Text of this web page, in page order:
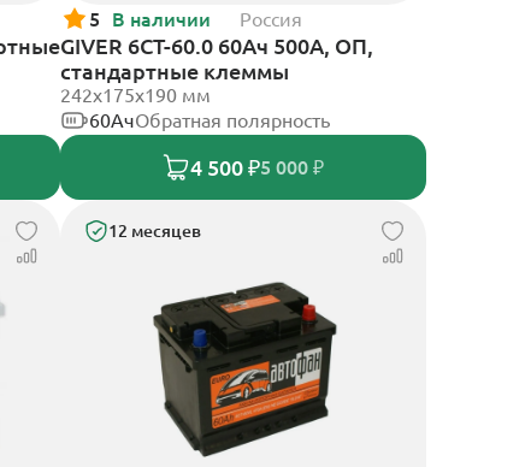
5 В наличии Россия
GIVER 6СТ-60.0 60Ач 500А, ОП,
стандартные клеммы
242х175х190 мм
60АчОбратная полярность
4 500 ₽5 000 ₽
12 месяцев